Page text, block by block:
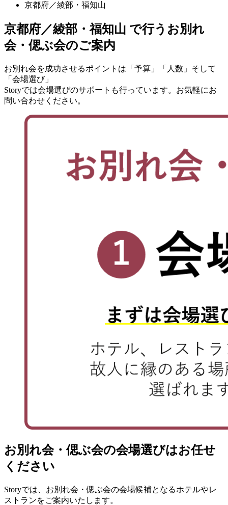
京都府／綾部・福知山
京都府／綾部・福知山 で行う お別れ
会・偲ぶ会のご案内
お別れ会を成功させるポイントは「予算」「人数」そして
「会場選び」
Storyでは会場選びのサポートも行っています。お気軽にお
問い合わせください。
お別れ会・偲ぶ会の会場選びはお任せ
ください
Storyでは、お別れ会・偲ぶ会の会場候補となるホテルやレ
ストランをご案内いたします。